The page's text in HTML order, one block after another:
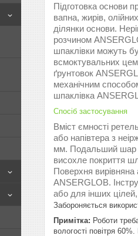
Підготовка основи
вапна, жирів,
ділянки основи.
розчином
шпаклівки можуть
всмоктувальних
ґрунтовок
механічним
шпаклівка
Спосіб застосування
Вміст ємності
або напівтера з
мм. Подальший шар
висохле покриття
Поверхня
ANSERGLOB.
або для інших
Забороняється
Примітка: Роботи
вологості повітря